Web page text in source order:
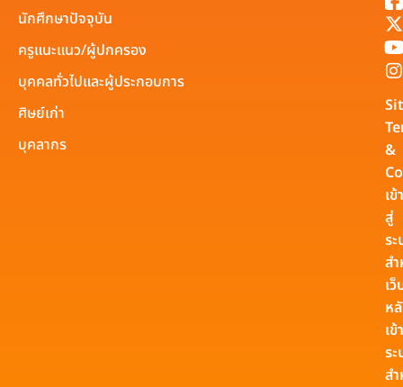
นักศึกษาปัจจุบัน
ครูแนะแนว/ผู้ปกครอง
บุคคลทั่วไปและผู้ประกอบการ
ศิษย์เก่า
บุคลากร
&
เข้า
สู่
ร
ส
เ
ห
เข้
ร
ส